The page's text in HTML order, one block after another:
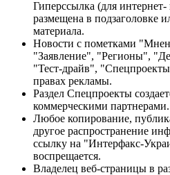
Гиперссылка (для
размещена в подзаголовке
материала.
Новости с пометками
"Заявление", "Регионы",
"Тест-драйв",
правах рекламы.
Раздел Спецпроекты
коммерческими партнерами.
Любое копирование,
другое распространение
ссылку на "Интерфакс-
воспрещается.
Владелец веб-страницы в